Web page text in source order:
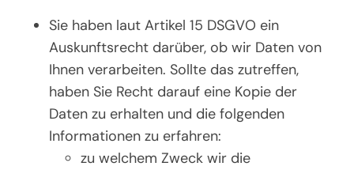
Sie haben laut Artikel 15 DSGVO ein
Auskunftsrecht darüber, ob wir Daten von
Ihnen verarbeiten. Sollte das zutreffen,
haben Sie Recht darauf eine Kopie der
Daten zu erhalten und die folgenden
Informationen zu erfahren:
zu welchem Zweck wir die